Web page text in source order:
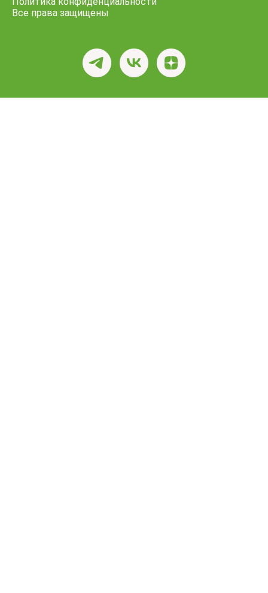
Все права защищены